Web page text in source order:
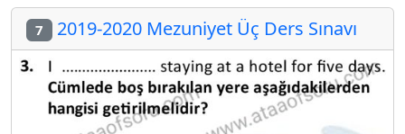
7 2019-2020 Mezuniyet Üç Ders Sınavı